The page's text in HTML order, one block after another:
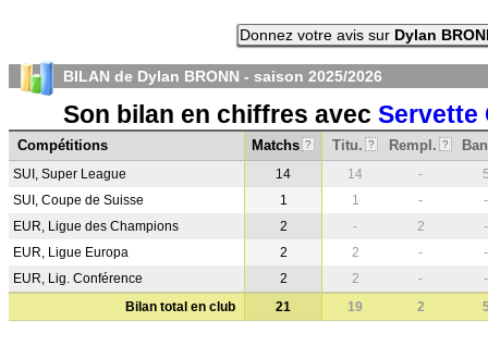
Donnez votre avis sur Dylan
BILAN de Dylan BRONN - saison 2025/2026
Son bilan en chiffres avec Servette
Compétitions Matchs ? Titu. ? Rempl. ?
SUI, Super League 14 14 -
SUI, Coupe de Suisse
1 1 -
-
EUR, Ligue des Champions
2 - 2
-
EUR, Ligue Europa
2 2 -
-
EUR, Lig. Conférence
2 2 -
-
Bilan total en club
21 19 2